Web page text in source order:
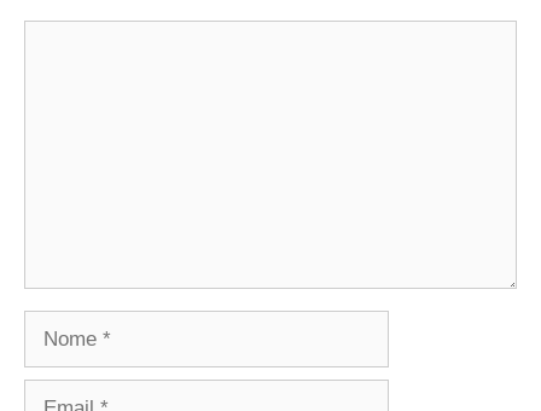
Nome
Email